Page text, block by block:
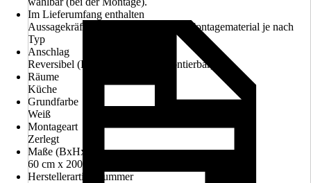
Im Lieferumfang enthalten
Aussagekräftige Montageanleitung, Montagematerial je nach
Typ
Anschlag
Reversibel (Links oder Rechts montierbar)
Räume
Küche
Grundfarbe
Weiß
Montageart
Zerlegt
Maße (BxHxT)
60 cm x 200 cm x 57 cm
Herstellerartikelnummer